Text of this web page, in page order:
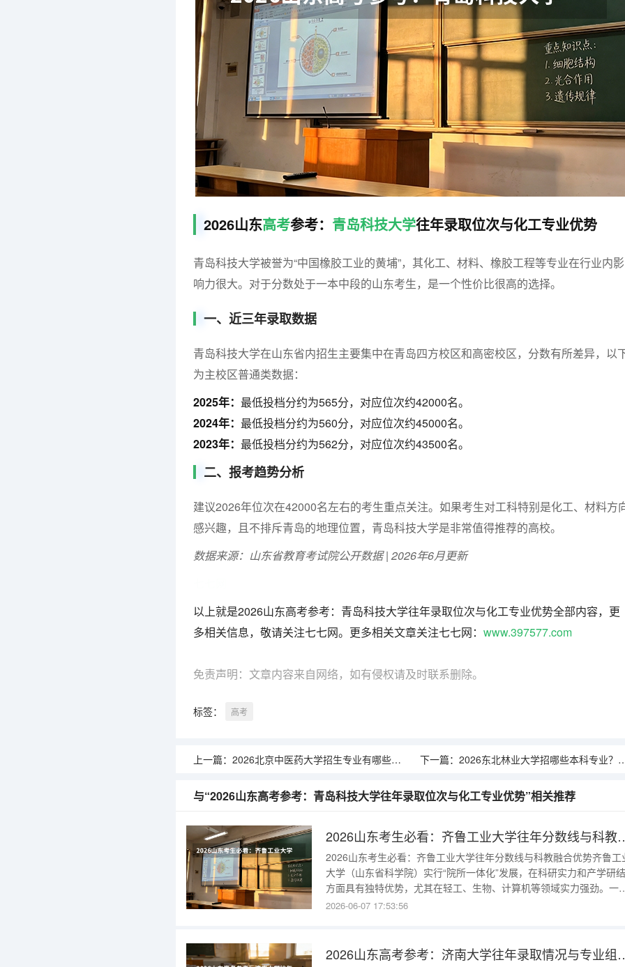
2026山东高考参考： 青岛科技大学往年录取位次与化工专业优势
青岛科技大学被誉为“中国橡胶工业的黄埔”，其化工、材料、橡胶工程等专业在行业内影
响力很大。对于分数处于一本中段的山东考生，是一个性价比很高的选择。
一、近三年录取数据
青岛科技大学在山东省内招生主要集中在青岛四方校区和高密校区，分数有所差异，以
为主校区普通类数据：
2025年： 最低投档分约为565分，对应位次约42000名。
2024年： 最低投档分约为560分，对应位次约45000名。
2023年： 最低投档分约为562分，对应位次约43500名。
二、报考趋势分析
建议2026年位次在42000名左右的考生重点关注。如果考生对工科特别是化工、材料方
感兴趣，且不排斥青岛的地理位置，青岛科技大学是非常值得推荐的高校。
数据来源：山东省教育考试院公开数据 | 2026年6月更新
以上就是2026山东高考参考：青岛科技大学往年录取位次与化工专业优势全部内容，更
多相关信息，敬请关注七七网。更多相关文章关注七七网： www.397577.com
免责声明：文章内容来自网络，如有侵权请及时联系删除。
标签： 高考
上一篇： 2026北京中医药大学招生专业有哪些？中医学/中药学优势专业 下一篇： 2026东北林业大学招哪些本科专业？林业工程/生态学优势专业
与“2026山东高考参考：青岛科技大学往年录取位次与化工专业优势”相关推荐
2026山东考生必看
2026山东考生必看：齐鲁工业大学往年分数线与科教融合优势齐鲁工
大学（山东省科学院）实行“院所一体化”发展，在科研实力和产学研
方面具有独特优势，尤其在轻工、生物、计算机等领域实力强劲。一
历年录取数据参考齐鲁工业大学在济南主校区及菏泽校区均有招生，
约
2026-06-07 17:53:56
2026山东高考参